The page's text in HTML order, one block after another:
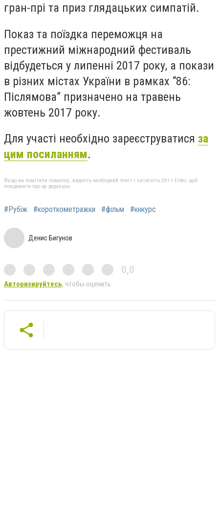
гран-прі та приз глядацьких симпатій.
Показ та поїздка переможця на
престижний міжнародний фестиваль
відбудеться у липенні 2017 року, а покази
в різних містах України в рамках “86:
Післямова” призначено на травень
жовтень 2017 року.
Для участі необхідно зареєструватися за
цим посиланням.
Якщо ви помітили помилку, виділіть необхідний текст і натисніть Ctrl + Enter, щоб
повідомити про це редакцію
#Рубіж #короткометражки #фільм #кнкурс
Денис Бигунов
0,0
Авторизируйтесь, чтобы оценить